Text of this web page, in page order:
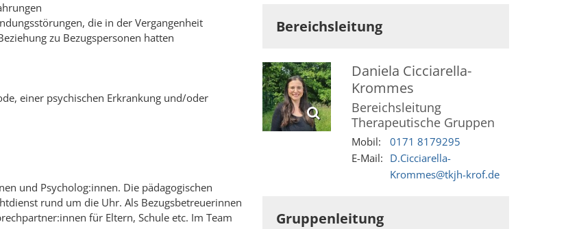
die in der Vergangenheit
zu Bezugspersonen hatten
einer psychischen Erkrankung und/oder
und Psycholog:innen. Die pädagogischen
rund um die Uhr. Als Bezugsbetreuerinnen
für Eltern, Schule etc. Im Team
Bereichsleitung
Daniela Cicciarella-
Krommes
Bereichsleitung
Therapeutische Gruppen
Mobil:
0171 8179295
E-Mail: D.Cicciarella-
Krommes@tkjh-krof.de
Gruppenleitung